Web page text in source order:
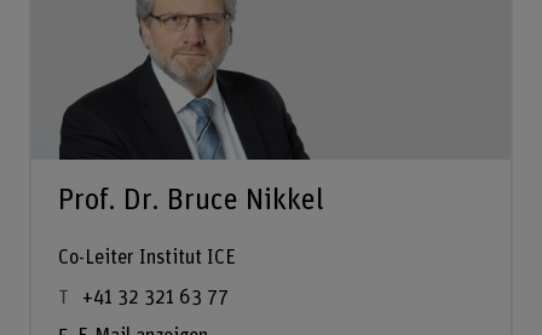
Prof. Dr. Bruce Nikkel
Co-Leiter Institut ICE
+41 32 321 63 77